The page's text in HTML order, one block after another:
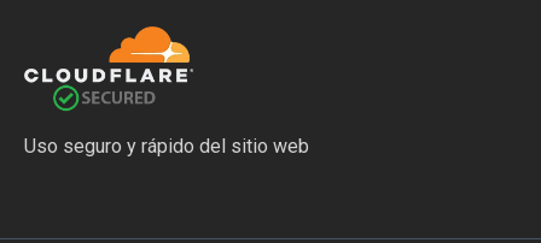
Uso seguro y rápido del sitio web